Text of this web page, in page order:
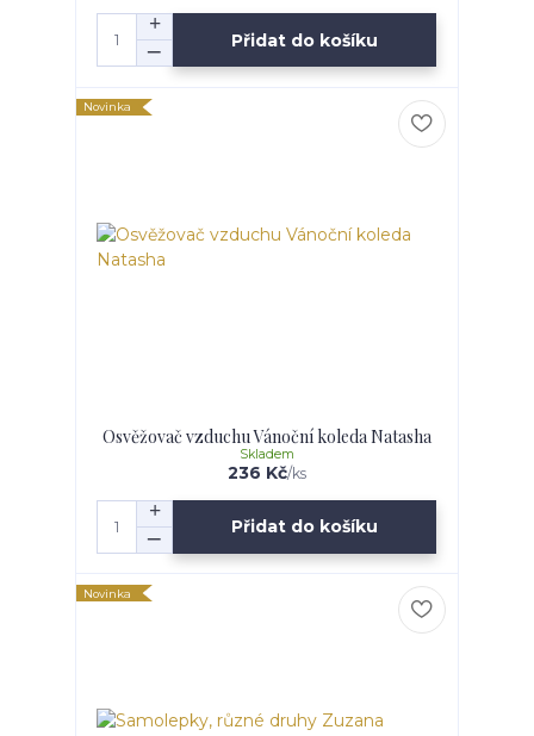
Přidat do košíku
Novinka
Osvěžovač vzduchu Vánoční koleda Natasha
236 Kč/ks
Skladem
Přidat do košíku
Novinka